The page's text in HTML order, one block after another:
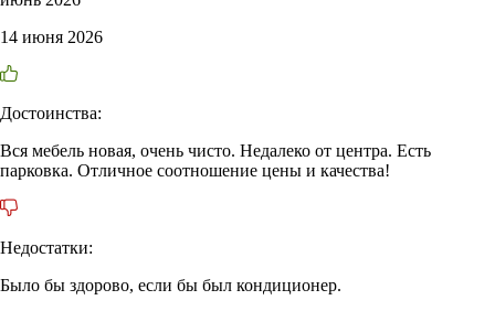
14 июня 2026
Достоинства:
Вся мебель новая, очень чисто. Недалеко от центра. Есть
парковка. Отличное соотношение цены и качества!
Недостатки:
Было бы здорово, если бы был кондиционер.